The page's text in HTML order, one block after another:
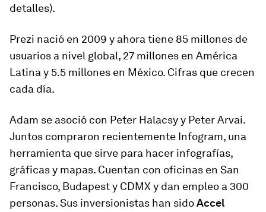
detalles).
Prezi nació en 2009 y ahora tiene 85 millones de
usuarios a nivel global, 27 millones en América
Latina y 5.5 millones en México. Cifras que crecen
cada día.
Adam se asoció con Peter Halacsy y Peter Arvai.
Juntos compraron recientemente Infogram, una
herramienta que sirve para hacer infografías,
gráficas y mapas. Cuentan con oficinas en San
Francisco, Budapest y CDMX y dan empleo a 300
personas. Sus inversionistas han sidoAccel